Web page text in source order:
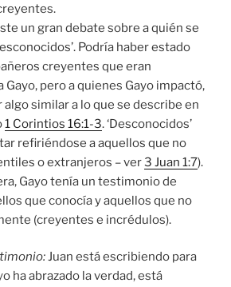
un gran debate sobre a quién se
Podría haber estado
creyentes que eran
pero a quienes Gayo impactó,
similar a lo que se describe en
1 Corintios 16:1-3. ‘Desconocidos’
refiriéndose a aquellos que no
o extranjeros – ver3 Juan 1:7).
Gayo tenía un testimonio de
que conocía y aquellos que no
(creyentes e incrédulos).
Juan está escribiendo para
ha abrazado la verdad, está